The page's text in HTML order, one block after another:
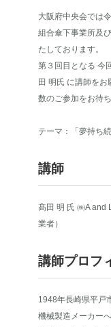
大阪府中央会では
組合傘下事業所及
たしております。
第３回目となる 今
田 明氏 に講師を
数のご参加をお待
テーマ：「夢持ち
講師
髙田 明 氏 ㈱A and
業者）
講師プロフ
1948年長崎県平戸
機械製造メーカー